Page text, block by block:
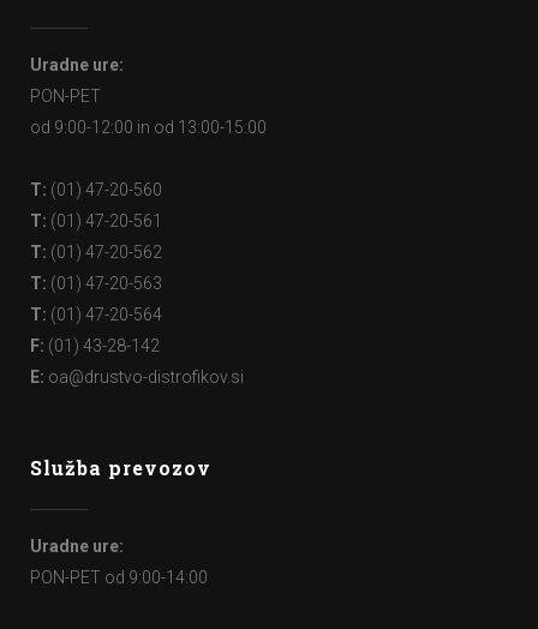
Uradne ure:
PON-PET
od 9:00-12:00 in od 13:00-15:00
T: (01) 47-20-560
T: (01) 47-20-561
T: (01) 47-20-562
T: (01) 47-20-563
T: (01) 47-20-564
F: (01) 43-28-142
E: oa@drustvo-distrofikov.si
Služba prevozov
Uradne ure:
PON-PET od 9:00-14:00